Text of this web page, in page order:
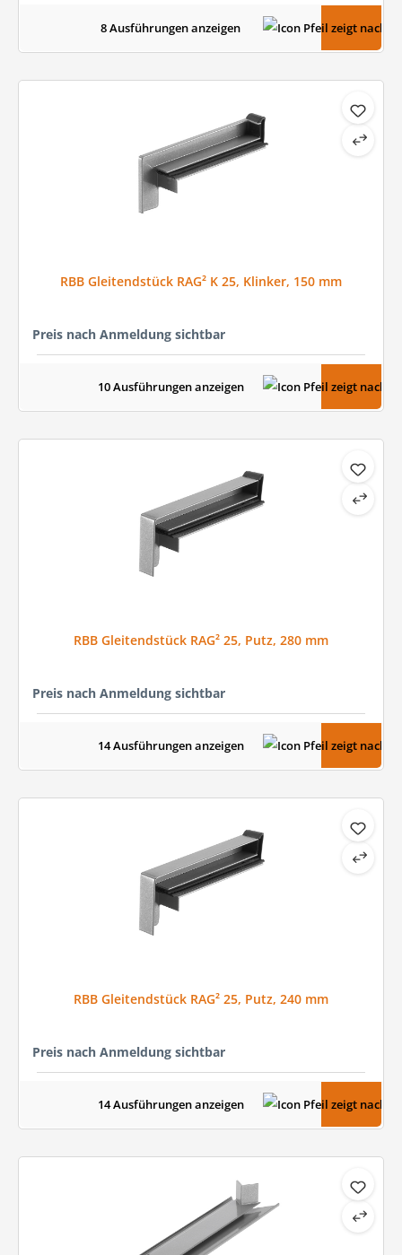
8 Ausführungen anzeigen
RBB Gleitendstück RAG² K 25, Klinker, 150 mm
Preis nach Anmeldung sichtbar
10 Ausführungen anzeigen
RBB Gleitendstück RAG² 25, Putz, 280 mm
Preis nach Anmeldung sichtbar
14 Ausführungen anzeigen
RBB Gleitendstück RAG² 25, Putz, 240 mm
Preis nach Anmeldung sichtbar
14 Ausführungen anzeigen